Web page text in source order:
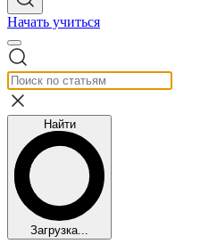
Начать учиться
Найти
Загрузка...